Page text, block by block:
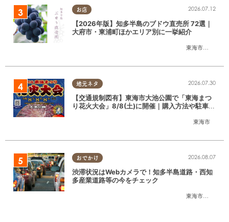
お店
東海市
,大府市
2026.07.12
【2026年版】知多半島のブドウ直売所 72選｜
大府市・東浦町ほかエリア別に一挙紹介
地元ネタ
東海市
2026.07.30
【交通規制図有】東海市大池公園で「東海まつ
り花火大会」8/8(土)に開催｜購入方法や駐車場
おでかけ
東海市
,大府市
2026.08.07
渋滞状況はWebカメラで！知多半島道路・西知
多産業道路等の今をチェック